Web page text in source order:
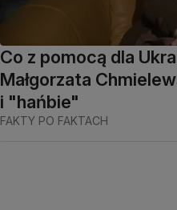
Co z pomocą dla
Małgorzata
i "hańbie"
FAKTY PO FAKTACH